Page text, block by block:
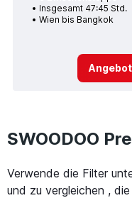
Insgesamt 47:45 Std.
Wien bis Bangkok
SWOODOO
Verwende die Filter
und zu vergleichen ,